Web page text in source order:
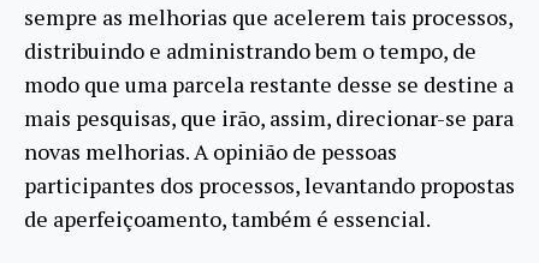
sempre as melhorias que acelerem tais processos,
distribuindo e administrando bem o tempo, de
modo que uma parcela restante desse se destine a
mais pesquisas, que irão, assim, direcionar-se para
novas melhorias. A opinião de pessoas
participantes dos processos, levantando propostas
de aperfeiçoamento, também é essencial.